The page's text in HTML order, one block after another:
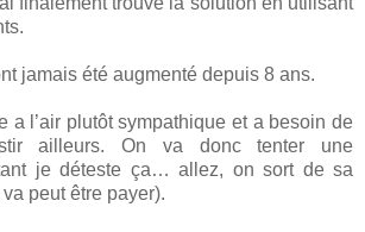
jamais été augmenté depuis 8 ans.
l’air plutôt sympathique et a besoin de
ailleurs. On va donc tenter une
je déteste ça… allez, on sort de sa
peut être payer).